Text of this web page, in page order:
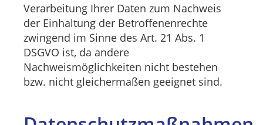
Verarbeitung Ihrer Daten zum Nachweis
der Einhaltung der Betroffenenrechte
zwingend im Sinne des Art. 21 Abs. 1
DSGVO ist, da andere
Nachweismöglichkeiten nicht bestehen
bzw. nicht gleichermaßen geeignet sind.